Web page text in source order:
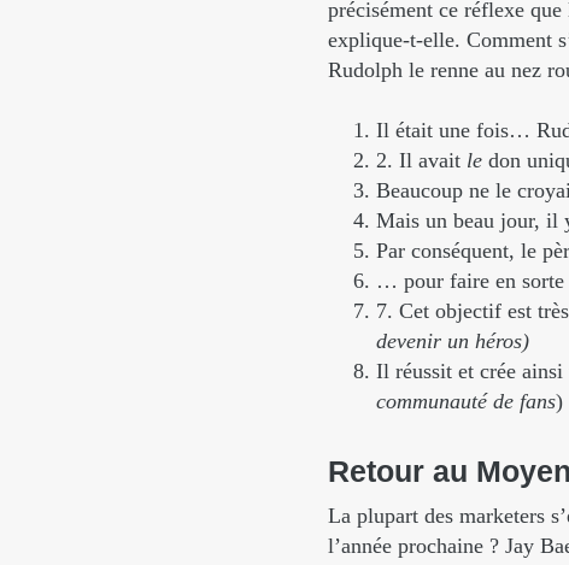
précisément ce réflexe
explique-t-elle. Comment
Rudolph le renne au nez
Il était une fois…
2. Il avait le don
Beaucoup ne le
Mais un beau jour, il
Par conséquent, le
… pour faire en sorte
7. Cet objectif est
devenir un héros)
Il réussit et crée ainsi
communauté de fans)
Retour au Moyen
La plupart des marketers
l’année prochaine ? Jay